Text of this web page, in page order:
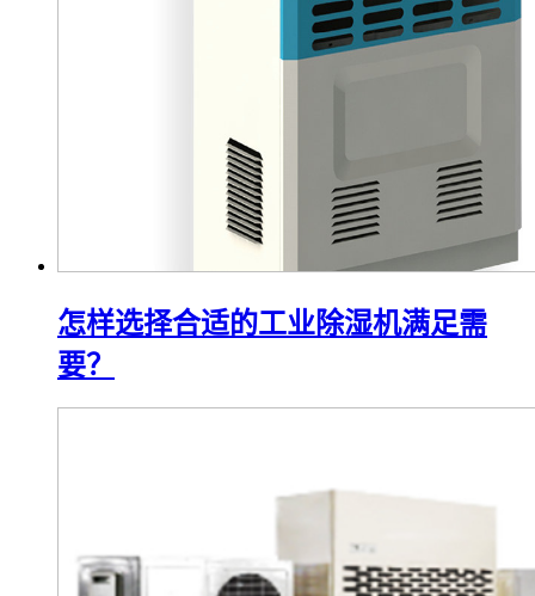
怎样选择合适的工业除湿机满足需
要？